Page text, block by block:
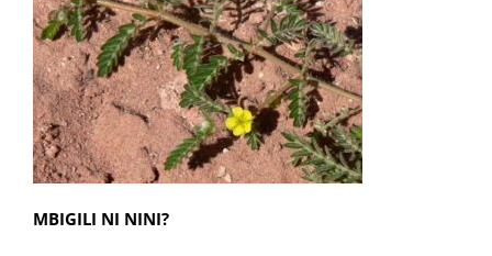
MBIGILI NI NINI?